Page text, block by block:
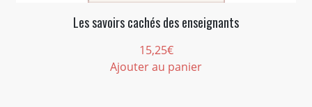
Les savoirs cachés des enseignants
15,25€
Ajouter au panier